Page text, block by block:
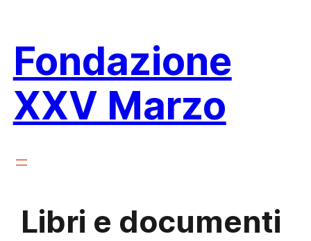
contenuto
Fondazione
XXV Marzo
Libri e documenti